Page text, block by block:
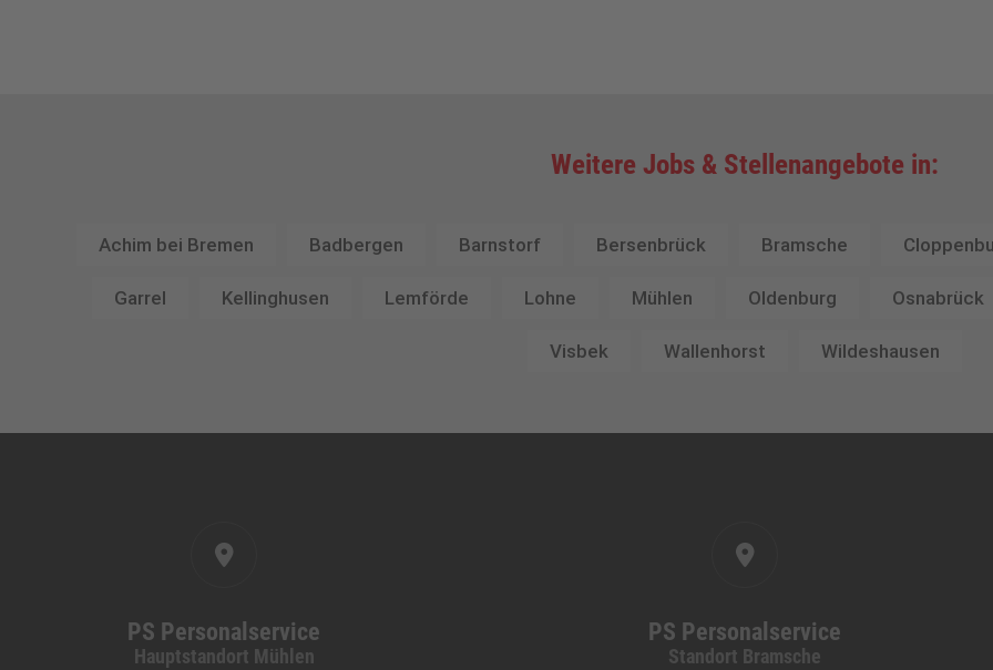
Weitere Jobs & Stellenangebote in:
Achim bei Bremen Badbergen Barnstorf Bersenbrück Bramsche
Garrel Kellinghusen Lemförde Lohne Mühlen Oldenburg Osnabrück
Visbek Wallenhorst Wildeshausen
PS Personalservice
Hauptstandort Mühlen
PS Personalservice
Standort Bramsche